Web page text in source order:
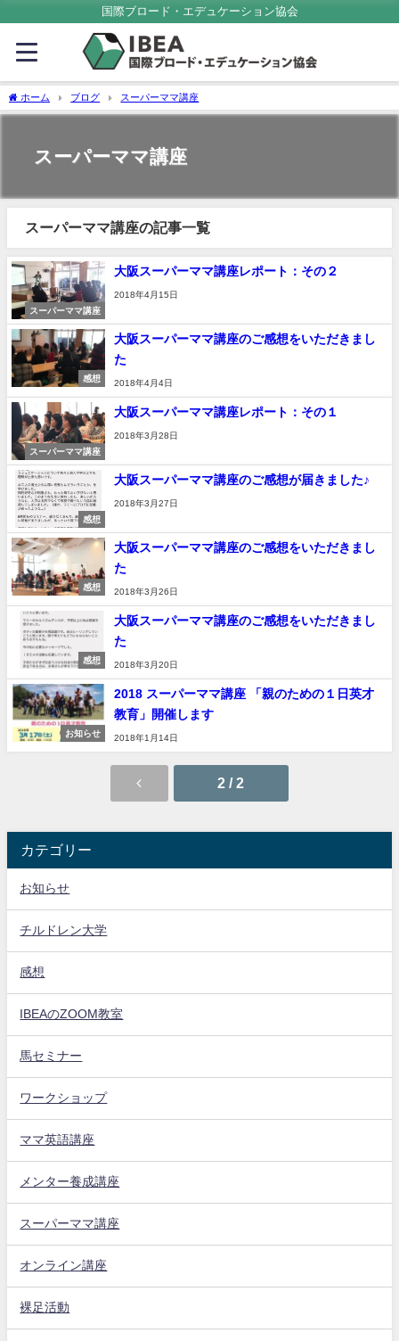
国際ブロード・エデュケーション協会
ホーム ブログ スーパーママ講座
スーパーママ講座
スーパーママ講座の記事一覧
スーパーママ講座
大阪スーパーママ講座レポート：その２
2018年4月15日
感想
大阪スーパーママ講座のご感想をいただきまし
た
2018年4月4日
スーパーママ講座
大阪スーパーママ講座レポート：その１
2018年3月28日
感想
大阪スーパーママ講座のご感想が届きました♪
2018年3月27日
感想
大阪スーパーママ講座のご感想をいただきまし
た
2018年3月26日
感想
大阪スーパーママ講座のご感想をいただきまし
た
2018年3月20日
お知らせ
2018 スーパーママ講座 「親のための１日英才
教育」開催します
2018年1月14日
2 / 2
カテゴリー
お知らせ
チルドレン大学
感想
IBEAのZOOM教室
馬セミナー
ワークショップ
ママ英語講座
メンター養成講座
スーパーママ講座
オンライン講座
裸足活動